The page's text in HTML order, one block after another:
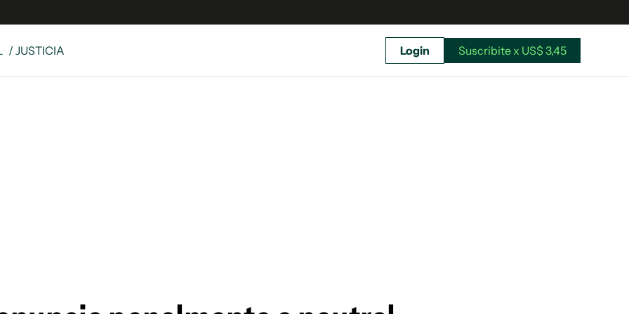
Suscribite x US$ 3,45
/ JUSTICIA Login Suscribite x US$ 3,45